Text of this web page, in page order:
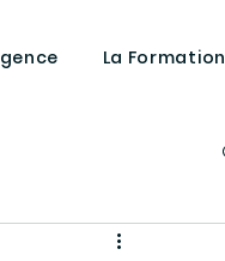
La Formation